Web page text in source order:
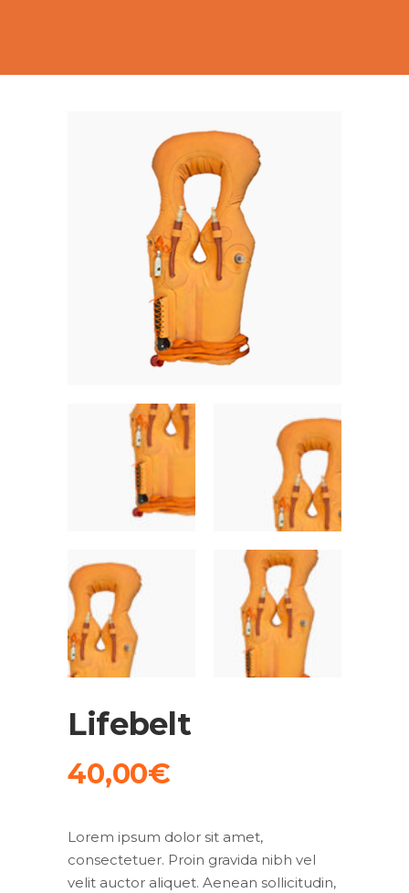
Lifebelt
40,00€
Lorem ipsum dolor sit amet,
consectetuer. Proin gravida nibh vel
velit auctor aliquet. Aenean sollicitudin,